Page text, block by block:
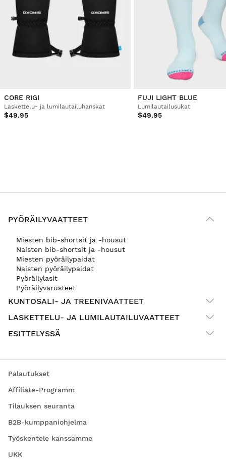
CORE RIGI
Laskettelu- ja lumilautailuhanskat
$49.95
FUJI LIGHT BLUE
Lumilautailusukat
$49.95
PYÖRÄILYVAATTEET
Miesten bib-shortsit ja -housut
Naisten bib-shortsit ja -housut
Miesten pyöräilypaidat
Naisten pyöräilypaidat
Pyöräilylasit
Pyöräilyvarusteet
KUNTOSALI- JA TREENIVAATTEET
LASKETTELU- JA LUMILAUTAILUVAATTEET
ESITTELYSSÄ
Palautukset
Affiliate-Programm
Tilauksen seuranta
B2B-kumppaniohjelma
Työskentele kanssamme
UKK